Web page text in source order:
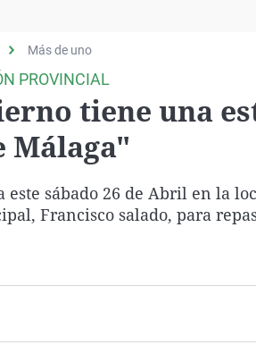
Más de uno
PROVINCIAL
tiene una
Málaga"
sábado 26 de Abril en la
Francisco salado, para